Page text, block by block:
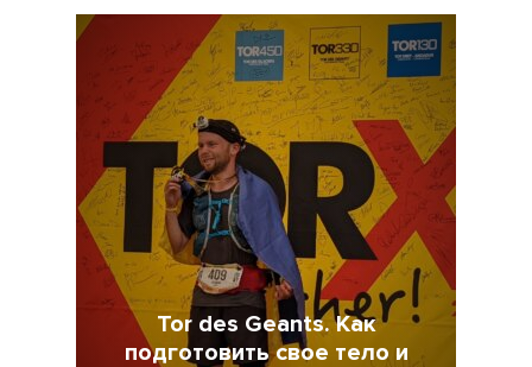
17 Ноябрь 2021 4498
Tor des Geants. Как
подготовить свое тело и